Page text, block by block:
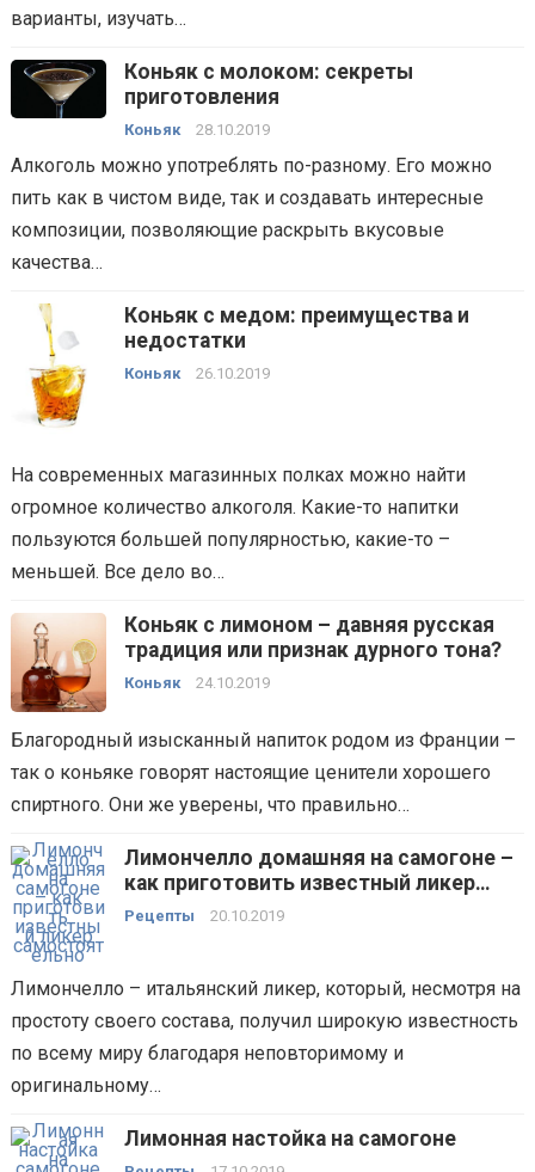
варианты, изучать…
Коньяк с молоком: секреты
приготовления
Коньяк 28.10.2019
Алкоголь можно употреблять по-разному. Его можно
пить как в чистом виде, так и создавать интересные
композиции, позволяющие раскрыть вкусовые
качества…
Коньяк с медом: преимущества и
недостатки
Коньяк 26.10.2019
На современных магазинных полках можно найти
огромное количество алкоголя. Какие-то напитки
пользуются большей популярностью, какие-то –
меньшей. Все дело во…
Коньяк с лимоном – давняя русская
традиция или признак дурного тона?
Коньяк 24.10.2019
Благородный изысканный напиток родом из Франции –
так о коньяке говорят настоящие ценители хорошего
спиртного. Они же уверены, что правильно…
Лимончелло домашняя на самогоне –
как приготовить известный ликер
самостоятельно?
Рецепты 20.10.2019
Лимончелло – итальянский ликер, который, несмотря на
простоту своего состава, получил широкую известность
по всему миру благодаря неповторимому и
оригинальному…
Лимонная настойка на самогоне